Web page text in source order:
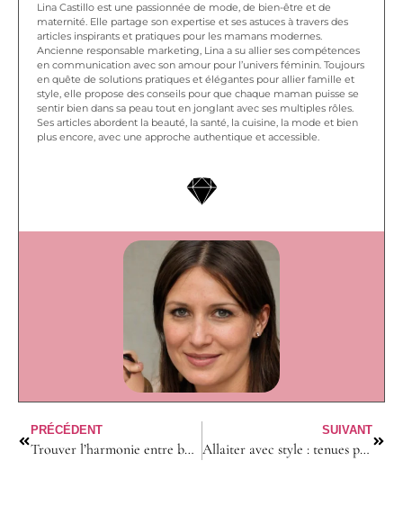
Lina Castillo est une passionnée de mode, de bien-être et de
maternité. Elle partage son expertise et ses astuces à travers des
articles inspirants et pratiques pour les mamans modernes.
Ancienne responsable marketing, Lina a su allier ses compétences
en communication avec son amour pour l’univers féminin. Toujours
en quête de solutions pratiques et élégantes pour allier famille et
style, elle propose des conseils pour que chaque maman puisse se
sentir bien dans sa peau tout en jonglant avec ses multiples rôles.
Ses articles abordent la beauté, la santé, la cuisine, la mode et bien
plus encore, avec une approche authentique et accessible.
PRÉCÉDENT
Trouver l’harmonie entre bureau et berceau : secrets de mamans actives
SUIVANT
Allaiter avec style : tenues pratiques et élégantes pour jeunes mamans